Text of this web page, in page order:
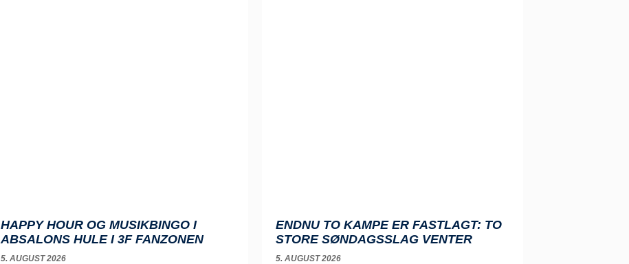
HAPPY HOUR OG MUSIKBINGO I
ABSALONS HULE I 3F FANZONEN
5. AUGUST 2026
ENDNU TO KAMPE ER FASTLAGT: TO
STORE SØNDAGSSLAG VENTER
5. AUGUST 2026